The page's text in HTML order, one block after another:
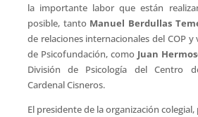
la importante labor que están
posible, tanto Manuel Berdullas
de relaciones internacionales del COP
de Psicofundación, como Juan
División de Psicología del Centro
Cardenal Cisneros.
El presidente de la organización